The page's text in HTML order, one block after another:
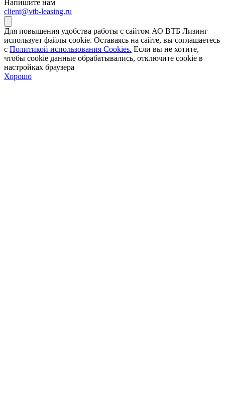
Напишите нам
client@vtb-leasing.ru
Для повышения удобства работы с сайтом АО ВТБ Лизинг
использует файлы cookie. Оставаясь на сайте, вы соглашаетесь
с Политикой использования Cookies. Если вы не хотите,
чтобы сookie данные обрабатывались, отключите cookie в
настройках браузера
Хорошо